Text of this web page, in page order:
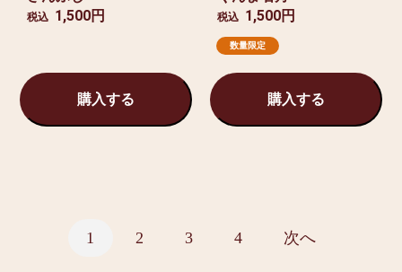
税込 1,500円
購入する
税込 1,500円
数量限定
購入する
1 2 3 4 次へ